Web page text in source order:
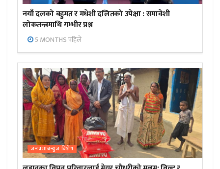
नयाँ दलको बहुमत र मधेशी दलितको उपेक्षा : समावेशी
लोकतन्त्रमाथि गम्भीर प्रश्न
5 MONTHS पहिले
जनप्रभाबन्युज विशेष